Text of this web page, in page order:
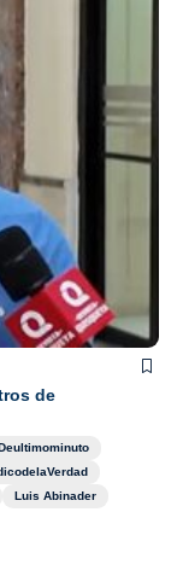
de
Luis Abinader